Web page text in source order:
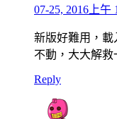
07-25, 2016上午
新版好難用，載
不動，大大解救
Reply